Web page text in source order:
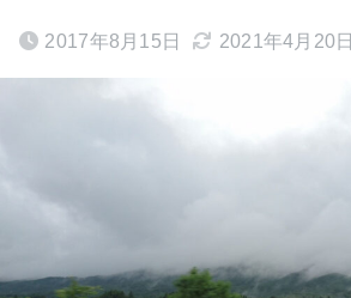
2017年8月15日 2021年4月20日